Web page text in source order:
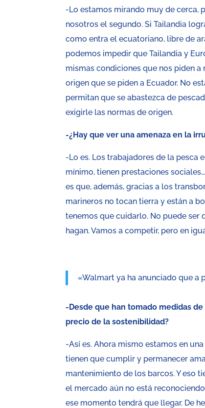
-Lo estamos mirando muy de cerca,
nosotros el segundo. Si Tailandia
como entra el ecuatoriano, libre de
podemos impedir que Tailandia y
mismas condiciones que nos piden
origen que se piden a Ecuador. No
permitan que se abastezca de
exigirle las normas de origen.
-¿Hay que ver una amenaza en la
-Lo es. Los trabajadores de la pesca
mínimo, tienen prestaciones
es que, además, gracias a los
marineros no tocan tierra y están a
tenemos que cuidarlo. No puede ser
hagan. Vamos a competir, pero en
«Walmart ya ha anunciado que a
-Desde que han tomado medidas
precio de la sostenibilidad?
-Así es. Ahora mismo estamos en
tienen que cumplir y permanecer
mantenimiento de los barcos. Y eso
el mercado aún no está
ese momento tendrá que llegar. De